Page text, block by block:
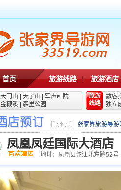
首页 旅游线路 旅游酒店
天门山 天子山
军声画院
金鞭溪
森里公园
旅游
线路
散客
独立
张家界旅游导游
凤凰凤廷国际大酒店
地址：凤凰县沱江北东路52号